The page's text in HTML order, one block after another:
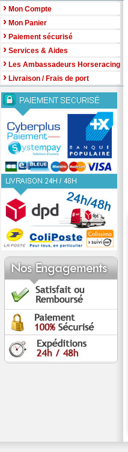
› Mon Compte
› Mon Panier
› Paiement sécurisé
› Services & Aides
› Les Ambassadeurs Horseracing
› Livraison / Frais de port